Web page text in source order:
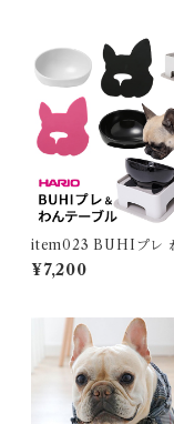
ス 体型カバー お尻隠
り 着痩せ 春 夏 ホワ
ック グレー J-25043
ク【水沐良品】
item023 BUHIプレ
ブル セット 犬 ハリオ
O』 フードボウル フ
スタンド 餌入れ 水飲
水器 食器 皿 犬用食器
器 滑り止め 【イチオ
EM023
¥7,200